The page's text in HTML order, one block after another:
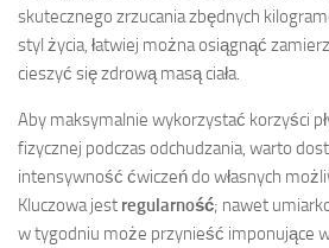
skutecznego zrzucania zbędnych
styl życia, łatwiej można osiągnąć
cieszyć się zdrową masą ciała.
Aby maksymalnie wykorzystać korzyści
fizycznej podczas odchudzania, warto
intensywność ćwiczeń do własnych
Kluczowa jest regularność; nawet
w tygodniu może przynieść imponujące